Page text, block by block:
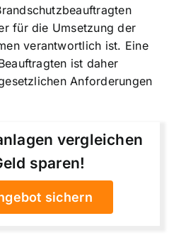
für die Umsetzung der
verantwortlich ist. Eine
ist daher
Anforderungen
vergleichen
sparen!
sichern